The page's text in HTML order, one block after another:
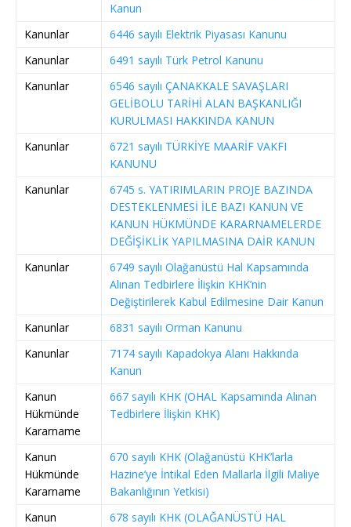
Kanun
Kanunlar
6446 sayılı Elektrik Piyasası Kanunu
Kanunlar
6491 sayılı Türk Petrol Kanunu
Kanunlar
6546 sayılı ÇANAKKALE SAVAŞLARI
GELİBOLU TARİHİ ALAN BAŞKANLIĞI
KURULMASI HAKKINDA KANUN
Kanunlar
6721 sayılı TÜRKİYE MAARİF VAKFI
KANUNU
Kanunlar
6745 s. YATIRIMLARIN PROJE BAZINDA
DESTEKLENMESİ İLE BAZI KANUN VE
KANUN HÜKMÜNDE KARARNAMELERDE
DEĞİŞİKLİK YAPILMASINA DAİR KANUN
Kanunlar
6749 sayılı Olağanüstü Hal Kapsamında
Alınan Tedbirlere İlişkin KHK’nin
Değiştirilerek Kabul Edilmesine Dair Kanun
Kanunlar
6831 sayılı Orman Kanunu
Kanunlar
7174 sayılı Kapadokya Alanı Hakkında
Kanun
Kanun
Hükmünde
Kararname
667 sayılı KHK (OHAL Kapsamında Alınan
Tedbirlere İlişkin KHK)
Kanun
Hükmünde
Kararname
670 sayılı KHK (Olağanüstü KHK’larla
Hazine’ye İntikal Eden Mallarla İlgili Maliye
Bakanlığının Yetkisi)
Kanun
678 sayılı KHK (OLAĞANÜSTÜ HAL